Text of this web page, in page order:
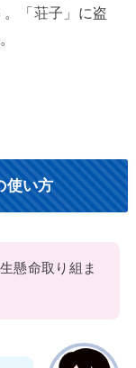
「荘子」に盗
使い方
懸命取り組ま